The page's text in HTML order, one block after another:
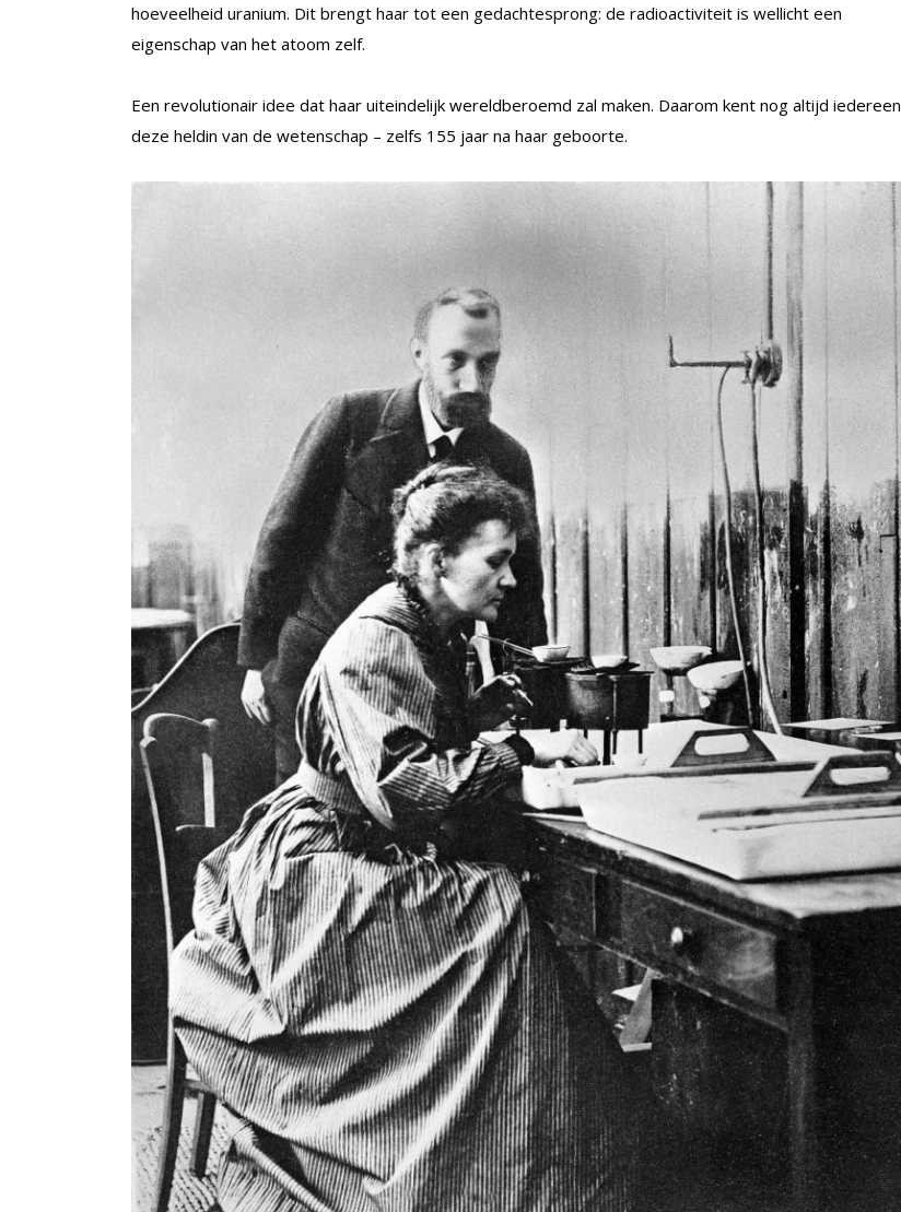
hoeveelheid uranium. Dit brengt haar tot een gedachtesprong: de radioactiviteit is wellicht een
eigenschap van het atoom zelf.
Een revolutionair idee dat haar uiteindelijk wereldberoemd zal maken. Daarom kent nog altijd iedereen
deze heldin van de wetenschap – zelfs 155 jaar na haar geboorte.